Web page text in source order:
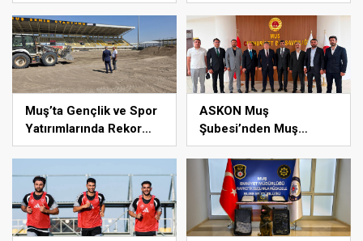
Uyarısı: Vatandaşlardan
Tedbirli Olmaları İstendi
Müdürü Oldu, Yönetim
Kadrosu Yenilendi
Muş’ta Gençlik ve Spor
Yatırımlarında Rekor
Bütçe: 2,6 Milyar TL’lik
ASKON Muş
Şubesi’nden Muş
Cumhuriyet
Başsavcısı’na Hayırlı
Olsun Ziyareti